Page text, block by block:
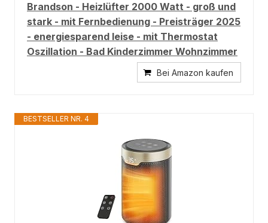
Brandson - Heizlüfter 2000 Watt - groß und
stark - mit Fernbedienung - Preisträger 2025
- energiesparend leise - mit Thermostat
Oszillation - Bad Kinderzimmer Wohnzimmer
Bei Amazon kaufen
BESTSELLER NR. 4